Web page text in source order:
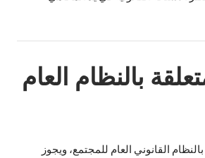
بالنظام العام
القانوني العام للمجتمع، ويجوز